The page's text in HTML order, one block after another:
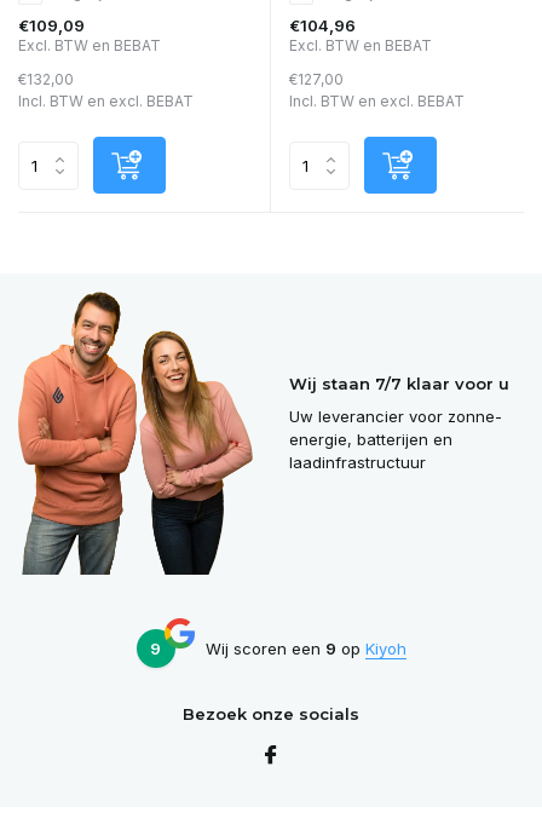
€109,09
Excl. BTW en BEBAT
€132,00
Incl. BTW en excl. BEBAT
€104,96
Excl. BTW en BEBAT
€127,00
Incl. BTW en excl. BEBAT
Wij staan 7/7 klaar voor u
Uw leverancier voor zonne-
energie, batterijen en
laadinfrastructuur
9 Wij scoren een 9 op Kiyoh
Bezoek onze socials